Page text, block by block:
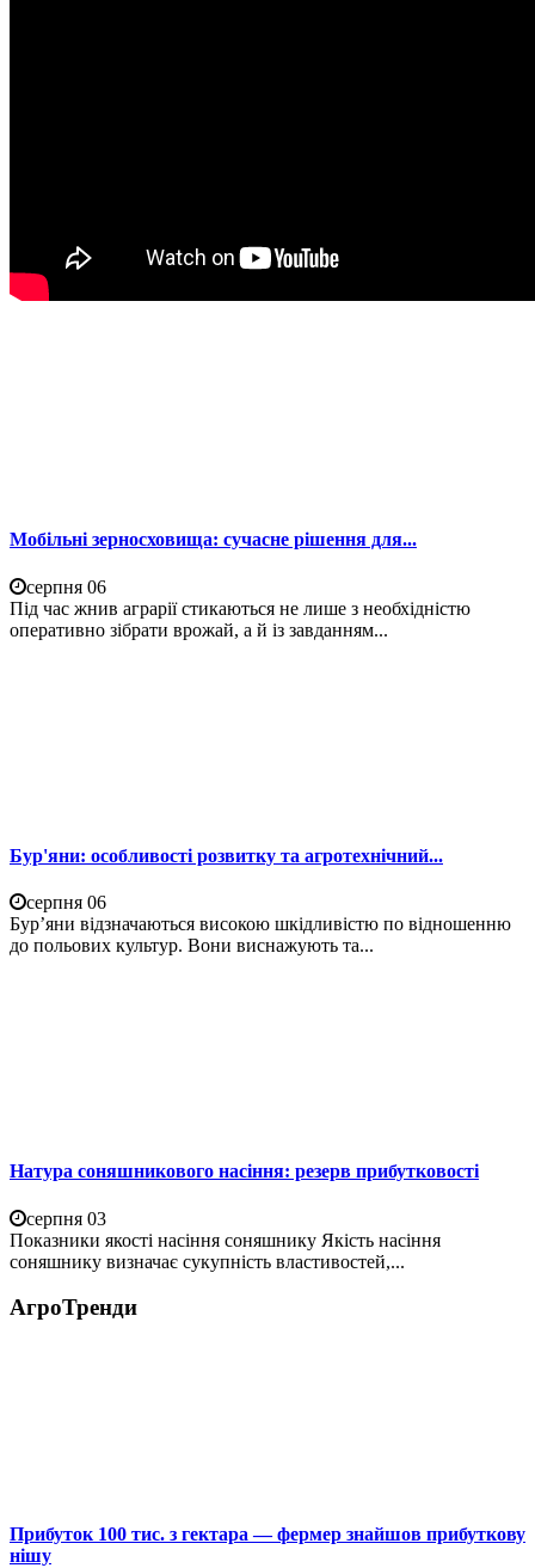
Мобільні зерносховища: сучасне рішення для...
серпня 06
Під час жнив аграрії стикаються не лише з необхідністю
оперативно зібрати врожай, а й із завданням...
Бур'яни: особливості розвитку та агротехнічний...
серпня 06
Бур’яни відзначаються високою шкідливістю по відношенню
до польових культур. Вони виснажують та...
Натура соняшникового насіння: резерв прибутковості
серпня 03
Показники якості насіння соняшнику Якість насіння
соняшнику визначає сукупність властивостей,...
АгроТренди
Прибуток 100 тис. з гектара — фермер знайшов прибуткову
нішу